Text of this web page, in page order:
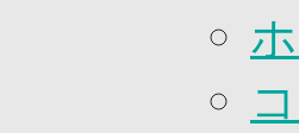
CLUB
パー
クラ